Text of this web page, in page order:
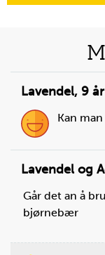
Lavendel, 9 år
Kan
Lavendel og
Går det an å
bjørnebær